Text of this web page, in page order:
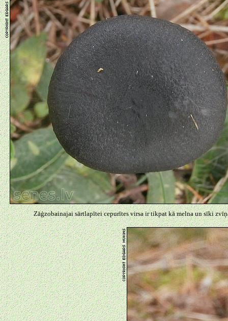
Zāģzobainajai sārtlapītei cepurītes virsa ir tikpat kā melna un sīki